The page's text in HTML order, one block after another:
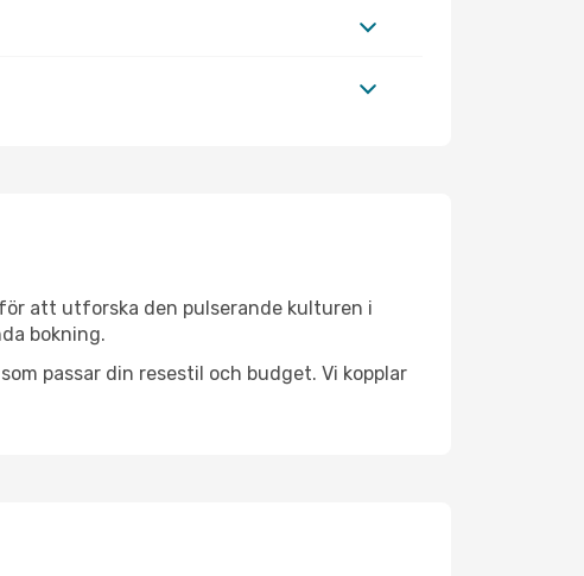
att utforska den pulserande kulturen i
bokning.
passar din resestil och budget. Vi kopplar